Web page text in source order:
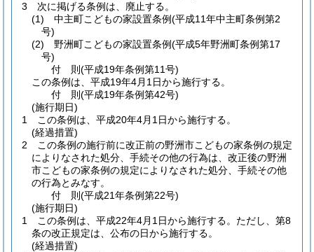
3
次に掲げる条例は、廃止する。
(1)
中主町こどもの家設置条例(平成11年中主町条例第2
号)
(2)
野洲町こどもの家設置条例(平成5年野洲町条例第17
号)
付 則(平成19年条例第11号)
この条例は、平成19年4月1日から施行する。
付 則(平成19年条例第42号)
(施行期日)
1
この条例は、平成20年4月1日から施行する。
(経過措置)
2
この条例の施行前に改正前の野洲市こどもの家条例の規定
によりなされた処分、手続その他の行為は、改正後の野洲
市こどもの家条例の規定によりなされた処分、手続その他
の行為とみなす。
付 則(平成21年条例第22号)
(施行期日)
1
この条例は、平成22年4月1日から施行する。 ただし、第8
条の改正規定は、公布の日から施行する。
(経過措置)